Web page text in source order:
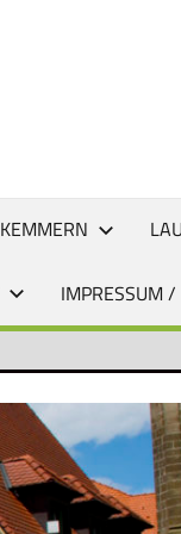
KEMMERN
IMPRESSUM /